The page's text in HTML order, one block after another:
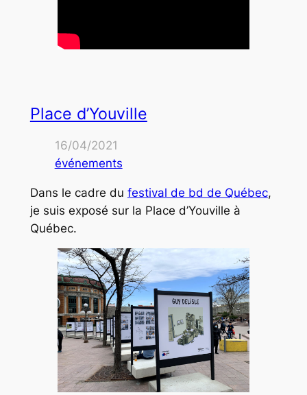
Place d’Youville
16/04/2021
événements
Dans le cadre du festival de bd de Québec,
je suis exposé sur la Place d’Youville à
Québec.